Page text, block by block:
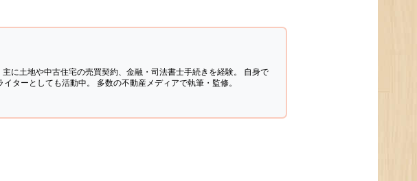
に土地や中古住宅の売買契約、金融・司法書士手続きを経験。 自身で
ターとしても活動中。 多数の不動産メディアで執筆・監修。